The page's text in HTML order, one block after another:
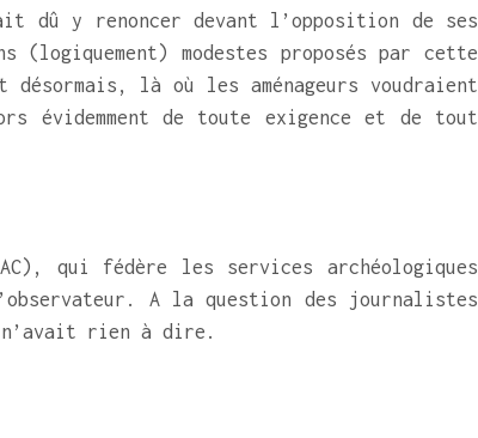
dû y renoncer devant l’opposition de ses
modestes proposés par cette
là où les aménageurs voudraient
évidemment de toute exigence et de tout
qui fédère les services archéologiques
A la question des journalistes
rien à dire.